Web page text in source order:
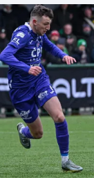
DALŠÍ SPORTY
Americký
Baseball a
Basketbal
Biatlon
Soutěže
Historické
Aplikace ČT